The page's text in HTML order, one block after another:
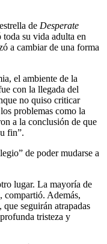
de Desperate
su vida adulta en
a cambiar de una forma
el ambiente de la
con la llegada del
no quiso criticar
problemas como la
a la conclusión de que
fin”.
de poder mudarse a
lugar. La mayoría de
compartió. Además,
que seguirán atrapadas
tristeza y